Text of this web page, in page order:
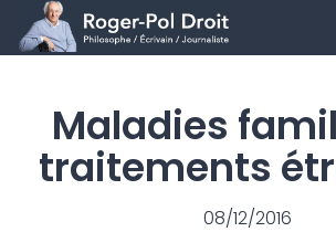
Aller
contenuMaladies
traitements
08/12/2016